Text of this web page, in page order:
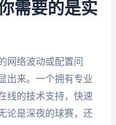
需要的是实
网络波动或配置问
出来。一个拥有专业
线的技术支持，快速
论是深夜的球赛，还